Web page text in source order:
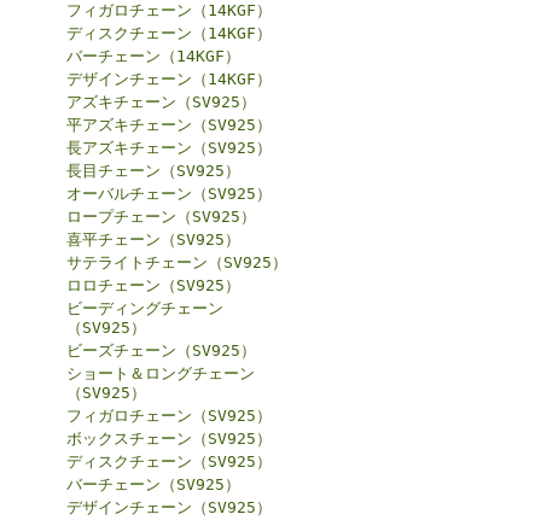
フィガロチェーン（14KGF）
ディスクチェーン（14KGF）
バーチェーン（14KGF）
デザインチェーン（14KGF）
アズキチェーン（SV925）
平アズキチェーン（SV925）
長アズキチェーン（SV925）
長目チェーン（SV925）
オーバルチェーン（SV925）
ロープチェーン（SV925）
喜平チェーン（SV925）
サテライトチェーン（SV925）
ロロチェーン（SV925）
ビーディングチェーン
（SV925）
ビーズチェーン（SV925）
ショート＆ロングチェーン
（SV925）
フィガロチェーン（SV925）
ボックスチェーン（SV925）
ディスクチェーン（SV925）
バーチェーン（SV925）
デザインチェーン（SV925）